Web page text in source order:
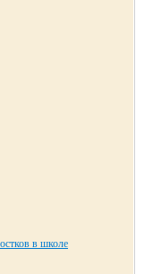
в школе